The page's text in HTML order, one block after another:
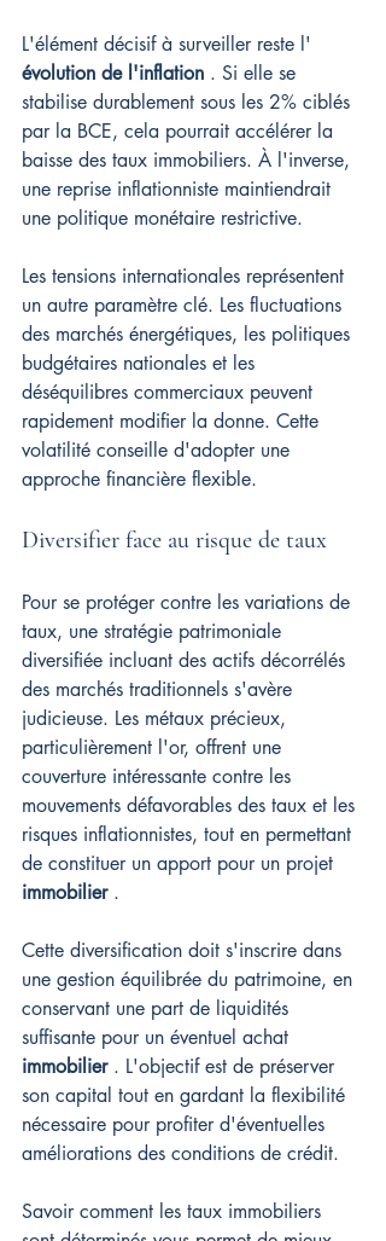
L'élément décisif à surveiller reste l'
évolution de l'inflation . Si elle se
stabilise durablement sous les 2% ciblés
par la BCE, cela pourrait accélérer la
baisse des taux immobiliers. À l'inverse,
une reprise inflationniste maintiendrait
une politique monétaire restrictive.
Les tensions internationales représentent
un autre paramètre clé. Les fluctuations
des marchés énergétiques, les politiques
budgétaires nationales et les
déséquilibres commerciaux peuvent
rapidement modifier la donne. Cette
volatilité conseille d'adopter une
approche financière flexible.
Diversifier face au risque de taux
Pour se protéger contre les variations de
taux, une stratégie patrimoniale
diversifiée incluant des actifs décorrélés
des marchés traditionnels s'avère
judicieuse. Les métaux précieux,
particulièrement l'or, offrent une
couverture intéressante contre les
mouvements défavorables des taux et les
risques inflationnistes, tout en permettant
de constituer un apport pour un projet
immobilier .
Cette diversification doit s'inscrire dans
une gestion équilibrée du patrimoine, en
conservant une part de liquidités
suffisante pour un éventuel achat
immobilier . L'objectif est de préserver
son capital tout en gardant la flexibilité
nécessaire pour profiter d'éventuelles
améliorations des conditions de crédit.
Savoir comment les taux immobiliers